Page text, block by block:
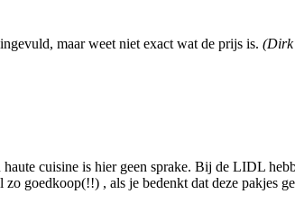
maar weet niet exact wat de prijs is. (Dirk
cuisine is hier geen sprake. Bij de LIDL
goedkoop(!!) , als je bedenkt dat deze pakjes